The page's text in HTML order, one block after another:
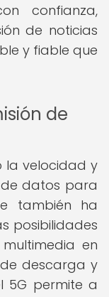
confianza,
de noticias
y fiable que
de
la velocidad y
datos para
también ha
posibilidades
en
descarga y
5G permite a